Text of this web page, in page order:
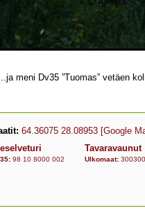
meni Dv35 ”Tuomas” vetäen
64.36075 28.08953 [Google
: 98 10 8000 002
Tavaravaunut
Ulkomaat: